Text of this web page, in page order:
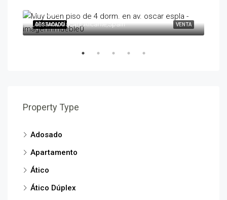
VENTA
DESTACADO
595,000€
,Alicante/Alacant,Alicante,Spain
Property Type
Adosado
Apartamento
Ático
Ático Dúplex